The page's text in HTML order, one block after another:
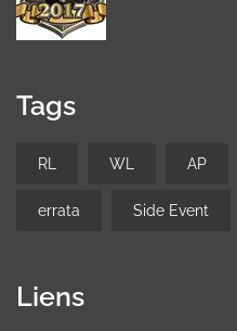
Tags
RL WL AP
errata Side Event
Liens